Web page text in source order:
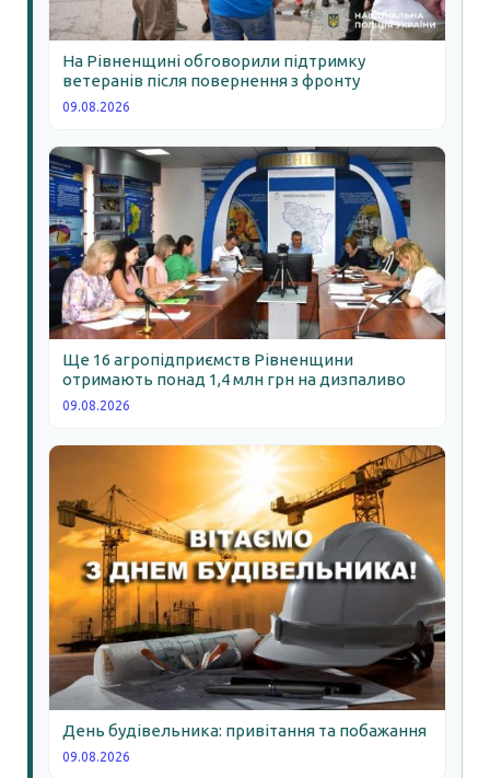
На Рівненщині обговорили підтримку
ветеранів після повернення з фронту
09.08.2026
Ще 16 агропідприємств Рівненщини
отримають понад 1,4 млн грн на дизпаливо
09.08.2026
День будівельника: привітання та побажання
09.08.2026